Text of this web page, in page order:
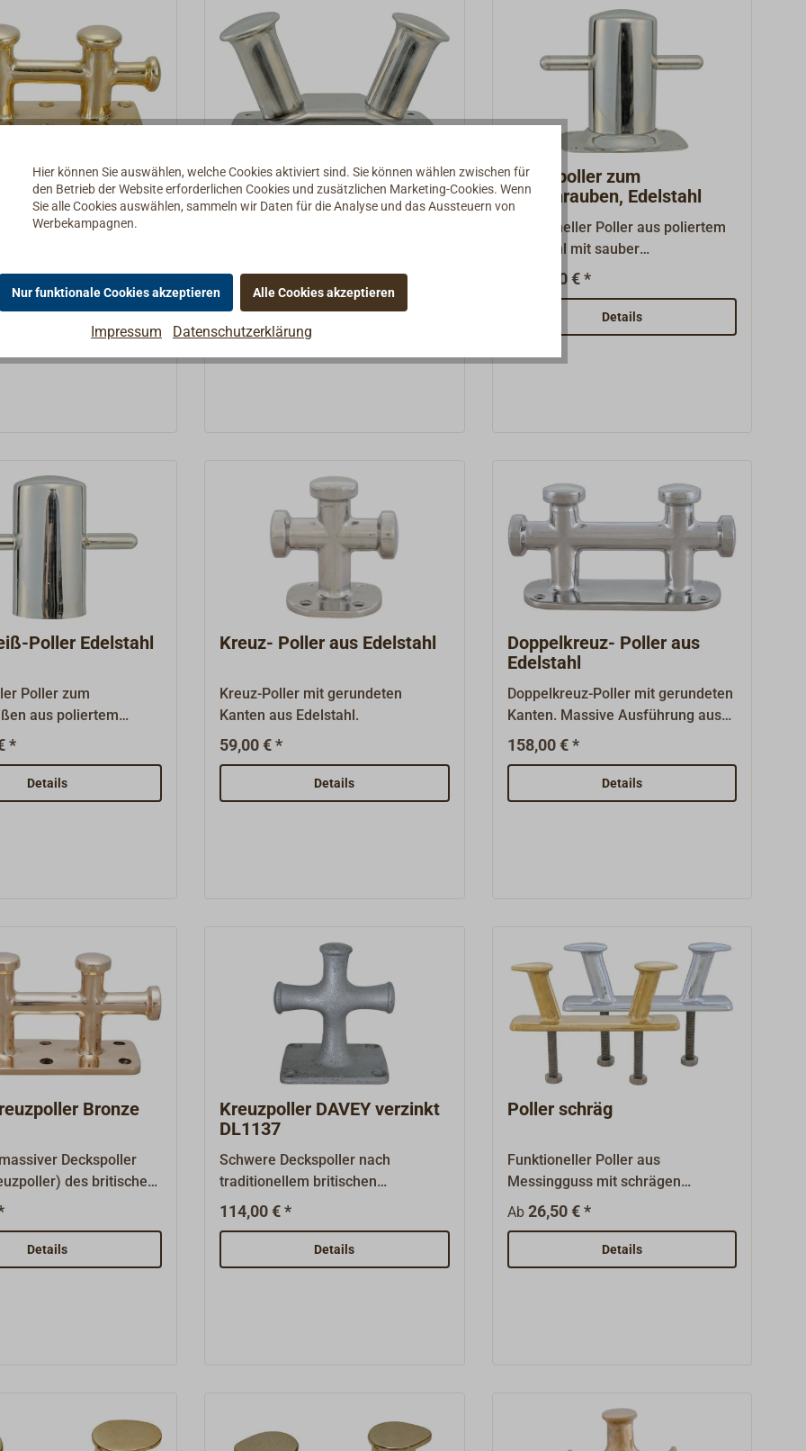
WILMEX
Poller mit
und schönen
handpolierter
Grundplatte ist
€ *
Poller Edelstahl
Grundplatte.
149,00 € *
Deckspoller zum
Aufschrauben, Edelstahl
Funktioneller Poller aus poliertem
Edelstahl mit sauber
verschweißtem durchgehenden
Grundplatte zum Aufschrauben.
47,50 € *
Details
Anschweiß-Poller Edelstahl
Poller zum
aus poliertem
sauber
durchgehenden
ohne
*
Details
Kreuz- Poller aus Edelstahl
Kreuz-Poller mit gerundeten
Kanten aus Edelstahl.
59,00 € *
Details
Doppelkreuz- Poller aus
Edelstahl
Doppelkreuz-Poller mit gerundeten
Kanten. Massive Ausführung aus
Edelstahl, poliert.
158,00 € *
Details
Bronze
Deckspoller
des britischen
DAVEY
aus
Sauber
Details
Kreuzpoller DAVEY verzinkt
DL1137
Schwere Deckspoller nach
traditionellem britischen
Gussmodell.Aus Temperguss,
feuerverzinkt.
114,00 € *
Details
Poller schräg
Funktioneller Poller aus
Messingguss mit schrägen
Armen.Oberfläche poliert oder
verchromt. Gewindebohrungen in
der Grundplatte.Lieferung mit
Edelstahl-Bolzen, Länge 80 mm.
Ab 26,50 € *
Details
Hier können Sie auswählen, welche Cookies aktiviert sind. Sie können wählen zwischen für
den Betrieb der Website erforderlichen Cookies und zusätzlichen Marketing-Cookies. Wenn
Sie alle Cookies auswählen, sammeln wir Daten für die Analyse und das Aussteuern von
Werbekampagnen.
Nur funktionale Cookies akzeptieren Alle Cookies akzeptieren
Impressum Datenschutzerklärung